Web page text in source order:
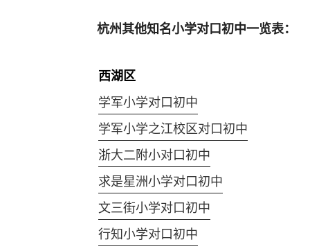
杭州其他知名小学对口初中一览表：
西湖区
学军小学对口初中
学军小学之江校区对口初中
浙大二附小对口初中
求是星洲小学对口初中
文三街小学对口初中
行知小学对口初中